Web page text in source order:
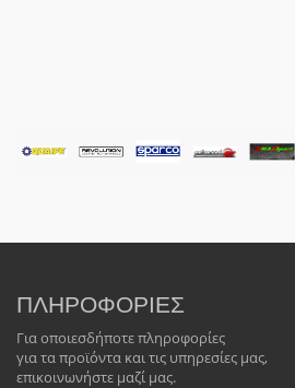
ΠΛΗΡΟΦΟΡΙΕΣ
Για οποιεσδήποτε πληροφορίες
για τα προϊόντα και τις υπηρεσίες μας,
επικοινωνήστε μαζί μας.